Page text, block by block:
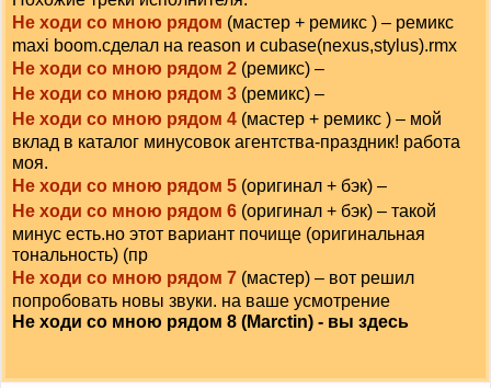
Не ходи со мною рядом (мастер + ремикс ) – ремикс
maxi boom.сделал на reason и cubase(nexus,stylus).rmx
Не ходи со мною рядом 2 (ремикс) –
Не ходи со мною рядом 3 (ремикс) –
Не ходи со мною рядом 4 (мастер + ремикс ) – мой
вклад в каталог минусовок агентства-праздник! работа
моя.
Не ходи со мною рядом 5 (оригинал + бэк) –
Не ходи со мною рядом 6 (оригинал + бэк) – такой
минус есть.но этот вариант почище (оригинальная
тональность) (пр
Не ходи со мною рядом 7 (мастер) – вот решил
попробовать новы звуки. на ваше усмотрение
Не ходи со мною рядом 8 (Marctin) - вы здесь